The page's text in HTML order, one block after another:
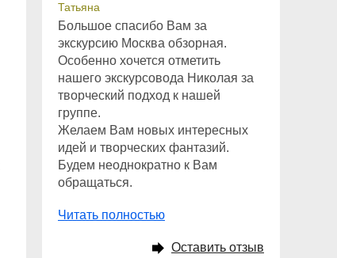
Татьяна
Большое спасибо Вам за
экскурсию Москва обзорная.
Особенно хочется отметить
нашего экскурсовода Николая за
творческий подход к нашей
группе.
Желаем Вам новых интересных
идей и творческих фантазий.
Будем неоднократно к Вам
обращаться.
Читать полностью
Оставить отзыв